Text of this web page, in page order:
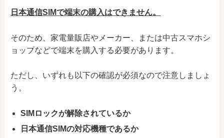
日本通信SIMで端末の購入はできません。
そのため、家電量販店やメーカー、または中古スマホシ
ョップなどで端末を購入する必要があります。
ただし、いずれも以下の確認が必須なので注意しましょ
う。
SIMロックが解除されているか
日本通信SIMの対応機種であるか